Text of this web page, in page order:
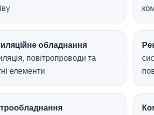
обладнання
повітропроводи та
елементи